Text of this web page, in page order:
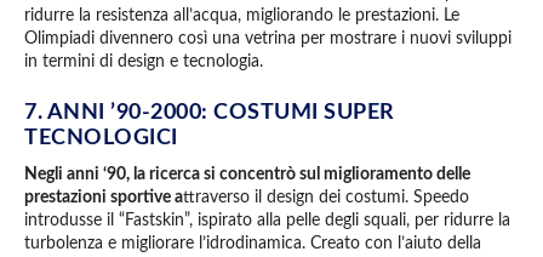
ridurre la resistenza all’acqua, migliorando le prestazioni. Le
Olimpiadi divennero così una vetrina per mostrare i nuovi sviluppi
in termini di design e tecnologia.
7. ANNI ’90-2000: COSTUMI SUPER
TECNOLOGICI
Negli anni ‘90, la ricerca si concentrò sul miglioramento delle
prestazioni sportive attraverso il design dei costumi. Speedo
introdusse il “Fastskin”, ispirato alla pelle degli squali, per ridurre la
turbolenza e migliorare l’idrodinamica. Creato con l’aiuto della